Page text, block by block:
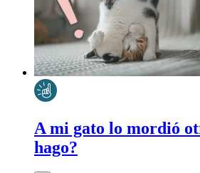
A mi gato lo mordió
hago?